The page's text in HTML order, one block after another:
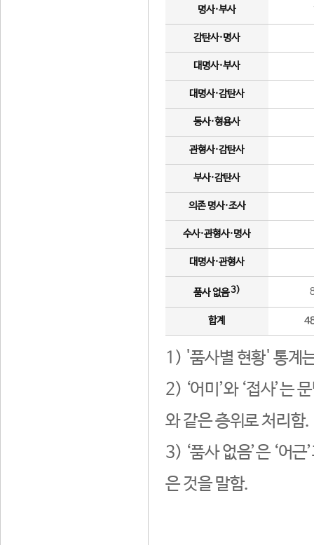
명사·부사
감탄사·명사
대명사·부사
대명사·감탄사
동사·형용사
관형사·감탄사
부사·감탄사
의존 명사·조사
수사·관형사·명사
대명사·관형사
품사 없음3)
합계
1) '품사별 현황' 통계
2) ‘어미’와 ‘접사’는
와 같은 층위로 처리함.
3) ‘품사 없음’은 ‘어
은 것을 말함.